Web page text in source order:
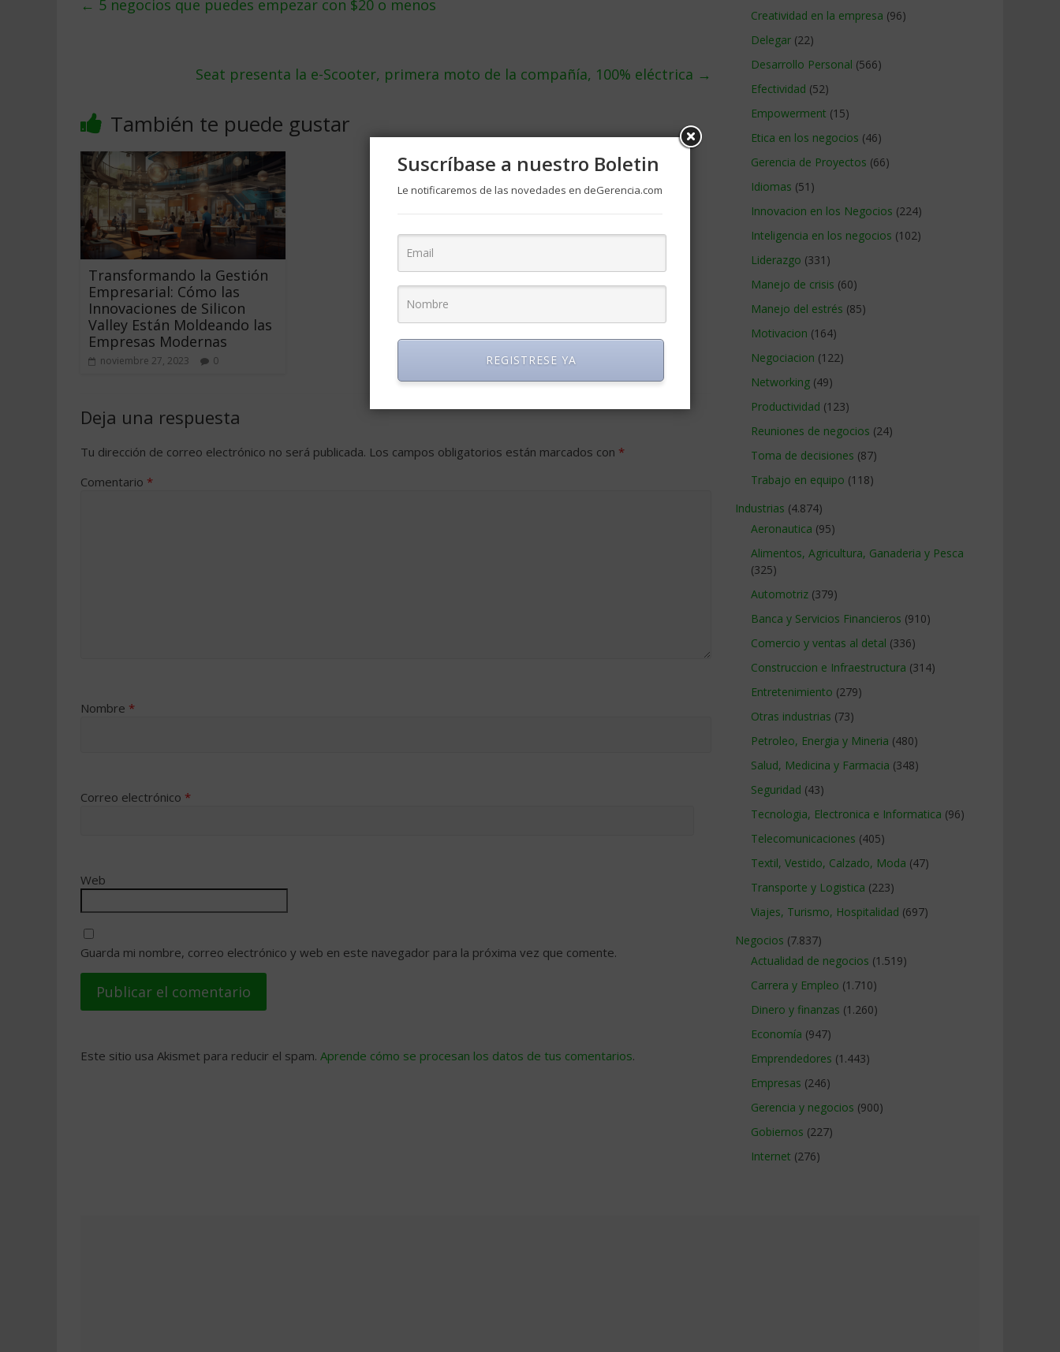
← 5 negocios que puedes empezar con $20 o menos
Seat presenta la e-Scooter, primera moto de la compañía, 100% eléctrica →
También te puede gustar
Transformando la Gestión
Empresarial: Cómo las
Innovaciones de Silicon
Valley Están Moldeando las
Empresas Modernas
noviembre 27, 2023 0
Deja una respuesta
Tu dirección de correo electrónico no será publicada. Los campos obligatorios están marcados con *
Comentario *
Nombre *
Correo electrónico *
Web
Guarda mi nombre, correo electrónico y web en este navegador para la próxima vez que comente.
Este sitio usa Akismet para reducir el spam. Aprende cómo se procesan los datos de tus comentarios.
Creatividad en la empresa (96)
Delegar (22)
Desarrollo Personal (566)
Efectividad (52)
Empowerment (15)
Etica en los negocios (46)
Gerencia de Proyectos (66)
Idiomas (51)
Innovacion en los Negocios (224)
Inteligencia en los negocios (102)
Liderazgo (331)
Manejo de crisis (60)
Manejo del estrés (85)
Motivacion (164)
Negociacion (122)
Networking (49)
Productividad (123)
Reuniones de negocios (24)
Toma de decisiones (87)
Trabajo en equipo (118)
Industrias (4.874)
Aeronautica (95)
Alimentos, Agricultura, Ganaderia y Pesca
(325)
Automotriz (379)
Banca y Servicios Financieros (910)
Comercio y ventas al detal (336)
Construccion e Infraestructura (314)
Entretenimiento (279)
Otras industrias (73)
Petroleo, Energia y Mineria (480)
Salud, Medicina y Farmacia (348)
Seguridad (43)
Tecnologia, Electronica e Informatica (96)
Telecomunicaciones (405)
Textil, Vestido, Calzado, Moda (47)
Transporte y Logistica (223)
Viajes, Turismo, Hospitalidad (697)
Negocios (7.837)
Actualidad de negocios (1.519)
Carrera y Empleo (1.710)
Dinero y finanzas (1.260)
Economía (947)
Emprendedores (1.443)
Empresas (246)
Gerencia y negocios (900)
Gobiernos (227)
Internet (276)
Suscríbase a nuestro Boletin
Le notificaremos de las novedades en deGerencia.com
REGISTRESE YA